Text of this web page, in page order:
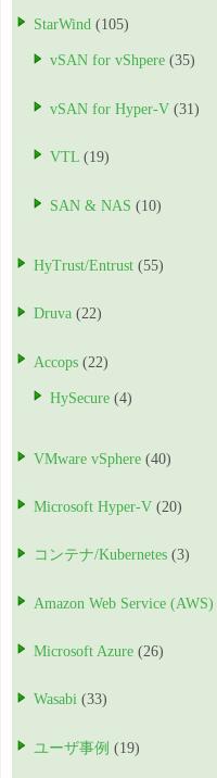
StarWind (105)
vSAN for vShpere (35)
vSAN for Hyper-V (31)
VTL (19)
SAN & NAS (10)
HyTrust/Entrust (55)
Druva (22)
Accops (22)
HySecure (4)
VMware vSphere (40)
Microsoft Hyper-V (20)
コンテナ/Kubernetes (3)
Amazon Web Service (AWS)
Microsoft Azure (26)
Wasabi (33)
ユーザ事例 (19)